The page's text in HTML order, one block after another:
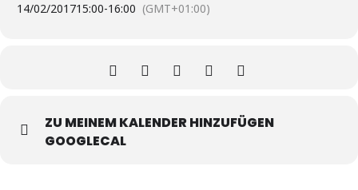
14/02/201715:00-16:00 (GMT+01:00)
ZU MEINEM KALENDER HINZUFÜGEN
GOOGLECAL